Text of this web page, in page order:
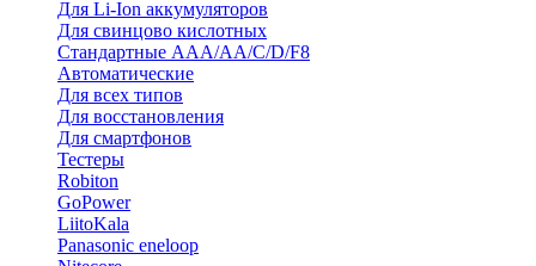
Для Li-Ion аккумуляторов
Для свинцово кислотных
Стандартные ААА/АА/С/D/F8
Автоматические
Для всех типов
Для восстановления
Для смартфонов
Тестеры
Robiton
GoPower
LiitoKala
Panasonic eneloop